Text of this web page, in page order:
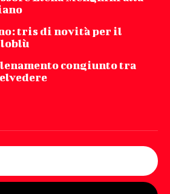
tris di novità per il
congiunto tra